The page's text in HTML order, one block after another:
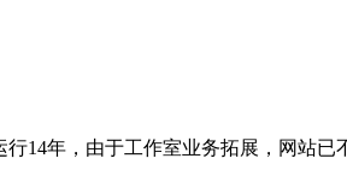
14年，由于工作室业务拓展，网站